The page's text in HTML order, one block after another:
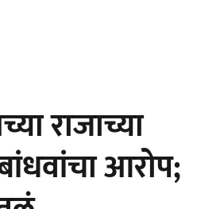
राजाच्या
आरोप;